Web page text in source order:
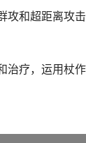
和超距离攻击
治疗，运用杖